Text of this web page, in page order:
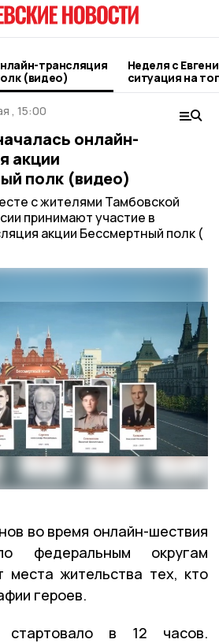
(видео)
Неделя с
ситуация на
городе и
, 15:00
онлайн-
акции
полк (видео)
с жителями Тамбовской
принимают участие в
акции Бессмертный полк (
во время онлайн-шествия
федеральным округам
места жительства тех, кто
героев.
стартовало в 12 часов.